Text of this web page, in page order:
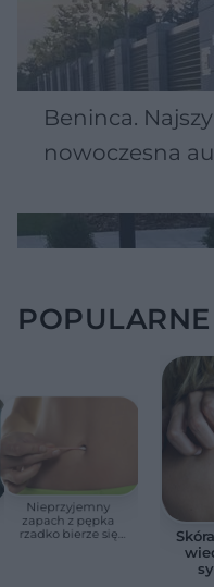
Beninca.
nowoczesna
Nieprzyjemny
zapach z pępka
rzadko bierze się